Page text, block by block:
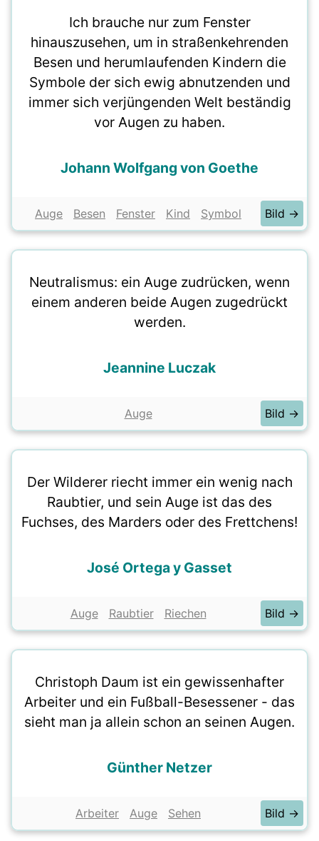
Ich brauche nur zum Fenster
hinauszusehen, um in straßenkehrenden
Besen und herumlaufenden Kindern die
Symbole der sich ewig abnutzenden und
immer sich verjüngenden Welt beständig
vor Augen zu haben.
Johann Wolfgang von Goethe
Auge Besen Fenster Kind Symbol Bild →
Neutralismus: ein Auge zudrücken, wenn
einem anderen beide Augen zugedrückt
werden.
Jeannine Luczak
Auge Bild →
Der Wilderer riecht immer ein wenig nach
Raubtier, und sein Auge ist das des
Fuchses, des Marders oder des Frettchens!
José Ortega y Gasset
Auge Raubtier Riechen Bild →
Christoph Daum ist ein gewissenhafter
Arbeiter und ein Fußball-Besessener - das
sieht man ja allein schon an seinen Augen.
Günther Netzer
Arbeiter Auge Sehen Bild →